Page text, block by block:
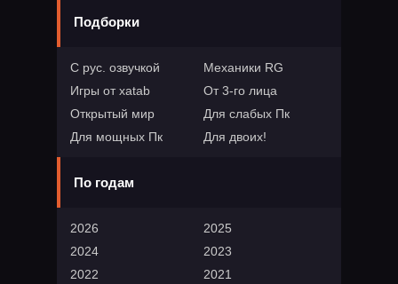
Подборки
С рус. озвучкой
Механики RG
Игры от xatab
От 3-го лица
Открытый мир
Для слабых Пк
Для мощных Пк
Для двоих!
По годам
2026
2025
2024
2023
2022
2021